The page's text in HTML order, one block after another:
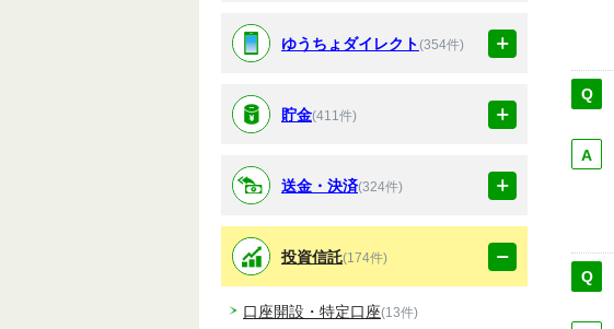
ゆうちょダイレクト(354件)
貯金(411件)
送金・決済(324件)
投資信託(174件)
口座開設・特定口座(13件)